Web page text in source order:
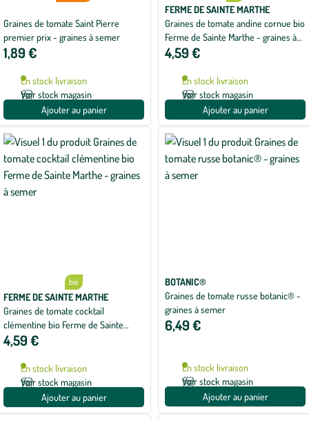
Graines de tomate Saint Pierre
premier prix - graines à semer
1,89 €
En stock livraison
Voir stock magasin
Ajouter au panier
FERME DE SAINTE MARTHE
Graines de tomate andine cornue bio
Ferme de Sainte Marthe - graines à
semer
4,59 €
En stock livraison
Voir stock magasin
Ajouter au panier
bio
FERME DE SAINTE MARTHE
Graines de tomate cocktail
clémentine bio Ferme de Sainte
Marthe - graines à semer
4,59 €
En stock livraison
Voir stock magasin
Ajouter au panier
BOTANIC®
Graines de tomate russe botanic® -
graines à semer
6,49 €
En stock livraison
Voir stock magasin
Ajouter au panier